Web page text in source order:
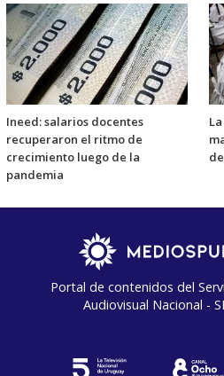
Ineed: salarios docentes
recuperaron el ritmo de
crecimiento luego de la
pandemia
Portal de contenidos del
Audiovisual Nacional -